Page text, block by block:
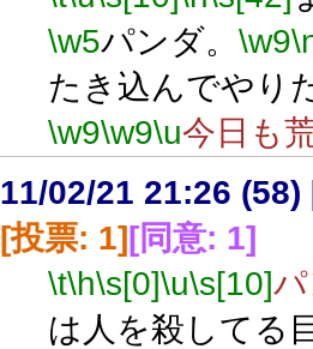
\w5パンダ。 \w9
たき込んでやり
\w9\w9\u今日も
11/02/21 21:26 (58)
[投票: 1][同意: 1]
\t\h\s[0]\u\s[10]
は人を殺してる